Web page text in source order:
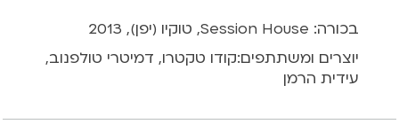
בכורה: Session House, טוקיו (יפן), 2013
יוצרים ומשתתפים:קודו טקטרו, דמיטרי טולפנוב,
עידית הרמן